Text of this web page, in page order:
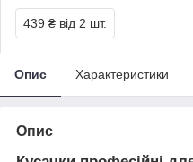
439 ₴ від 2 шт.
Опис Характеристики
Опис